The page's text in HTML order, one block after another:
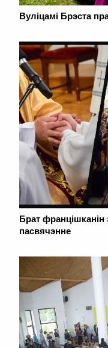
Вуліцамі Брэста
Брат францішканін
пасвячэнне